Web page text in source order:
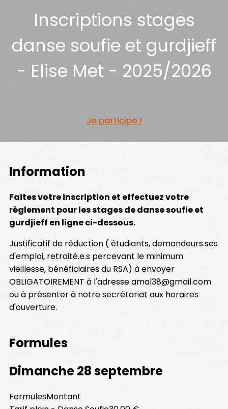
Inscriptions stages
danse soufie et gurdjieff
- Elise Met - 2025/2026
Je participe !
Information
Faites votre inscription et effectuez votre
règlement pour les stages de danse soufie et
gurdjieff en ligne ci-dessous.
Justificatif de réduction ( étudiants, demandeurs.ses
d'emploi, retraité.e.s percevant le minimum
vieillesse, bénéficiaires du RSA) à envoyer
OBLIGATOIREMENT à l'adresse amal38@gmail.com
ou à présenter à notre secrétariat aux horaires
d'ouverture.
Formules
Dimanche 28 septembre
FormulesMontant